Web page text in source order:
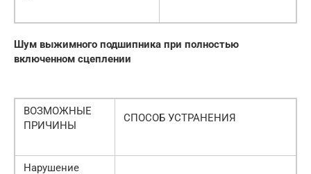
Шум выжимного подшипника при полностью
включенном сцеплении
ВОЗМОЖНЫЕ
ПРИЧИНЫ
СПОСОБ УСТРАНЕНИЯ
Нарушение